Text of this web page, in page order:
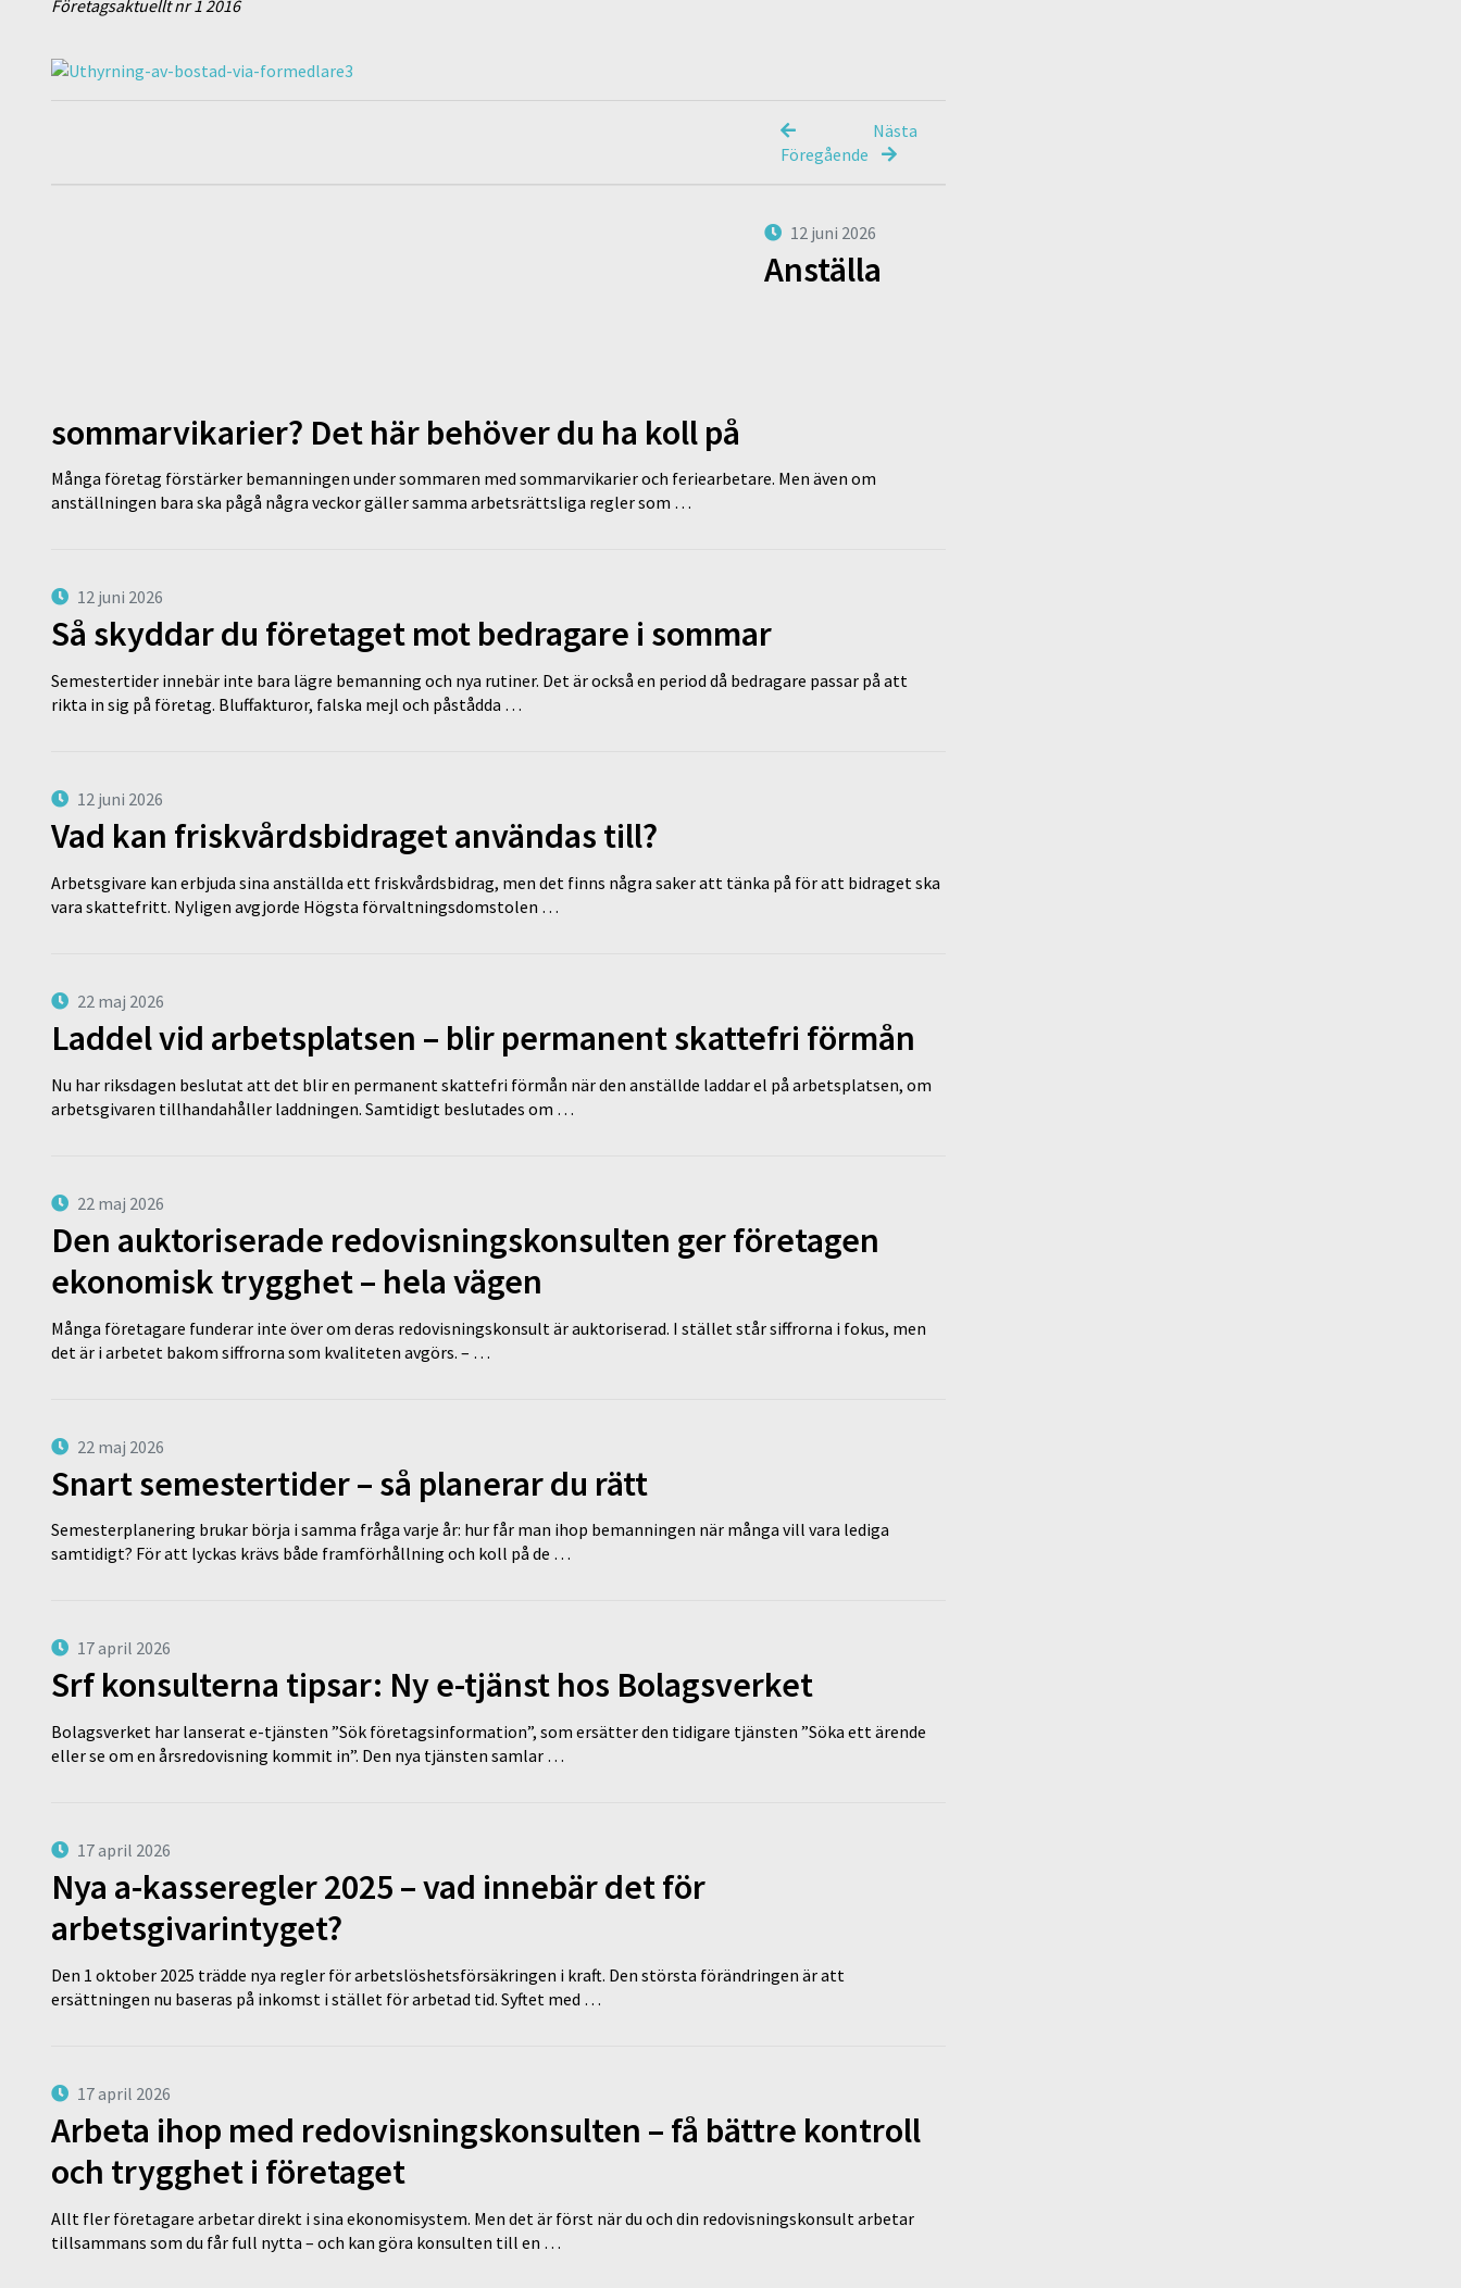
Företagsaktuellt nr 1 2016
Föregående
Nästa
12 juni 2026
Anställa
sommarvikarier? Det här behöver du ha koll på
Många företag förstärker bemanningen under sommaren med sommarvikarier och feriearbetare. Men även om
anställningen bara ska pågå några veckor gäller samma arbetsrättsliga regler som …
12 juni 2026
Så skyddar du företaget mot bedragare i sommar
Semestertider innebär inte bara lägre bemanning och nya rutiner. Det är också en period då bedragare passar på att
rikta in sig på företag. Bluffakturor, falska mejl och påstådda …
12 juni 2026
Vad kan friskvårdsbidraget användas till?
Arbetsgivare kan erbjuda sina anställda ett friskvårdsbidrag, men det finns några saker att tänka på för att bidraget ska
vara skattefritt. Nyligen avgjorde Högsta förvaltningsdomstolen …
22 maj 2026
Laddel vid arbetsplatsen – blir permanent skattefri förmån
Nu har riksdagen beslutat att det blir en permanent skattefri förmån när den anställde laddar el på arbetsplatsen, om
arbetsgivaren tillhandahåller laddningen. Samtidigt beslutades om …
22 maj 2026
Den auktoriserade redovisningskonsulten ger företagen
ekonomisk trygghet – hela vägen
Många företagare funderar inte över om deras redovisningskonsult är auktoriserad. I stället står siffrorna i fokus, men
det är i arbetet bakom siffrorna som kvaliteten avgörs. – …
22 maj 2026
Snart semestertider – så planerar du rätt
Semesterplanering brukar börja i samma fråga varje år: hur får man ihop bemanningen när många vill vara lediga
samtidigt? För att lyckas krävs både framförhållning och koll på de …
17 april 2026
Srf konsulterna tipsar: Ny e-tjänst hos Bolagsverket
Bolagsverket har lanserat e-tjänsten ”Sök företagsinformation”, som ersätter den tidigare tjänsten ”Söka ett ärende
eller se om en årsredovisning kommit in”. Den nya tjänsten samlar …
17 april 2026
Nya a-kasseregler 2025 – vad innebär det för
arbetsgivarintyget?
Den 1 oktober 2025 trädde nya regler för arbetslöshetsförsäkringen i kraft. Den största förändringen är att
ersättningen nu baseras på inkomst i stället för arbetad tid. Syftet med …
17 april 2026
Arbeta ihop med redovisningskonsulten – få bättre kontroll
och trygghet i företaget
Allt fler företagare arbetar direkt i sina ekonomisystem. Men det är först när du och din redovisningskonsult arbetar
tillsammans som du får full nytta – och kan göra konsulten till en …